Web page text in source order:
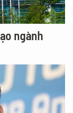
ngành